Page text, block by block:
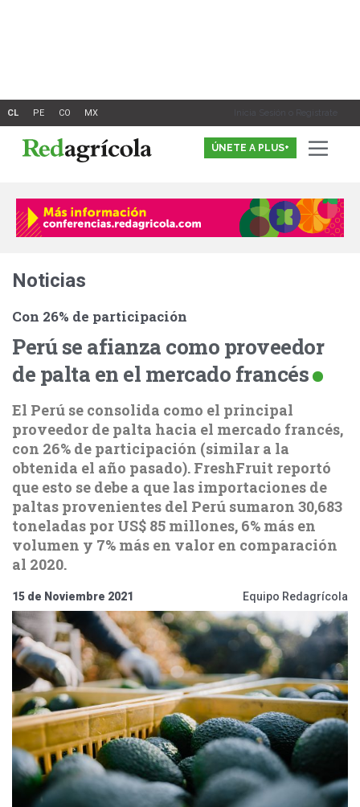
Inicia Sesión o Registrate
ÚNETE A PLUS+
Noticias
Con 26% de participación
Perú se afianza como proveedor
de palta en el mercado francés
El Perú se consolida como el principal
proveedor de palta hacia el mercado francés,
con 26% de participación (similar a la
obtenida el año pasado). FreshFruit reportó
que esto se debe a que las importaciones de
paltas provenientes del Perú sumaron 30,683
toneladas por US$ 85 millones, 6% más en
volumen y 7% más en valor en comparación
al 2020.
15 de Noviembre 2021 Equipo Redagrícola